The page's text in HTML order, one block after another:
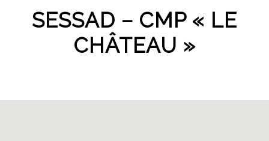
SESSAD – CMP « LE
CHÂTEAU »